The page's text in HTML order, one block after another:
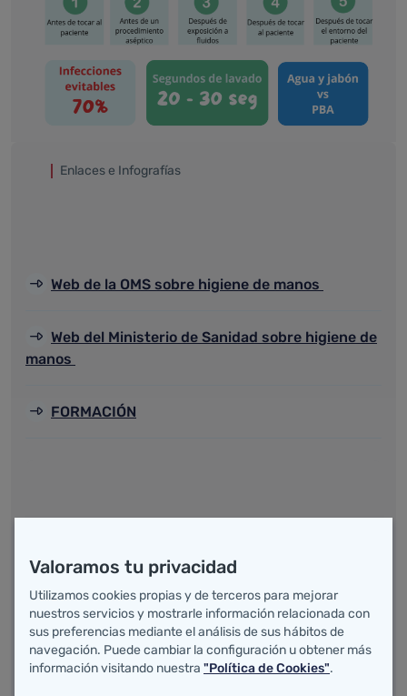
Enlaces e Infografías
Web de la OMS sobre higiene de manos
Web del Ministerio de Sanidad sobre higiene de
manos
FORMACIÓN
DESCARGAR PDF
El poder de salvar vidas en 5 momentos
DESCARGAR PDF
Valoramos tu privacidad
Utilizamos cookies propias y de terceros para mejorar
nuestros servicios y mostrarle información relacionada con
sus preferencias mediante el análisis de sus hábitos de
navegación. Puede cambiar la configuración u obtener más
información visitando nuestra "Política de Cookies".